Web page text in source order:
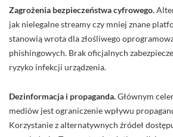
Zagrożenia bezpieczeństwa cyfrowego.
jak nielegalne streamy czy mniej znane
stanowią wrota dla złośliwego
phishingowych. Brak oficjalnych
ryzyko infekcji urządzenia.
Dezinformacja i propaganda.Głównym
mediów jest ograniczenie wpływu
Korzystanie z alternatywnych źródeł